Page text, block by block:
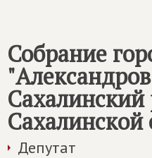
Собрание
Сахалинский
Сахалинской
Депутат